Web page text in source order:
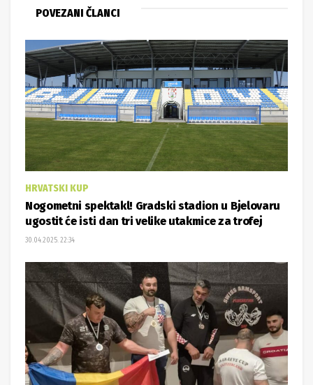
POVEZANI ČLANCI
HRVATSKI KUP
Nogometni spektakl! Gradski stadion u Bjelovaru
ugostit će isti dan tri velike utakmice za trofej
30.04.2025. 22:34